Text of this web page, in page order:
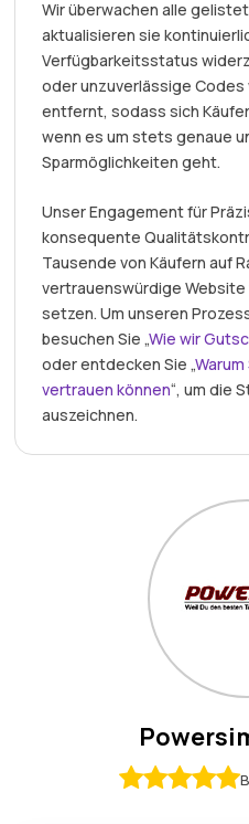
Wir überwachen alle
aktualisieren sie
Verfügbarkeitsstatus
oder unzuverlässige
entfernt, sodass sich
wenn es um stets genaue
Sparmöglichkeiten geht.
Unser Engagement für
konsequente
Tausende von Käufern auf
vertrauenswürdige
setzen. Um unseren
besuchen Sie „Wie wir
oder entdecken Sie „
vertrauen können“, um die
auszeichnen.